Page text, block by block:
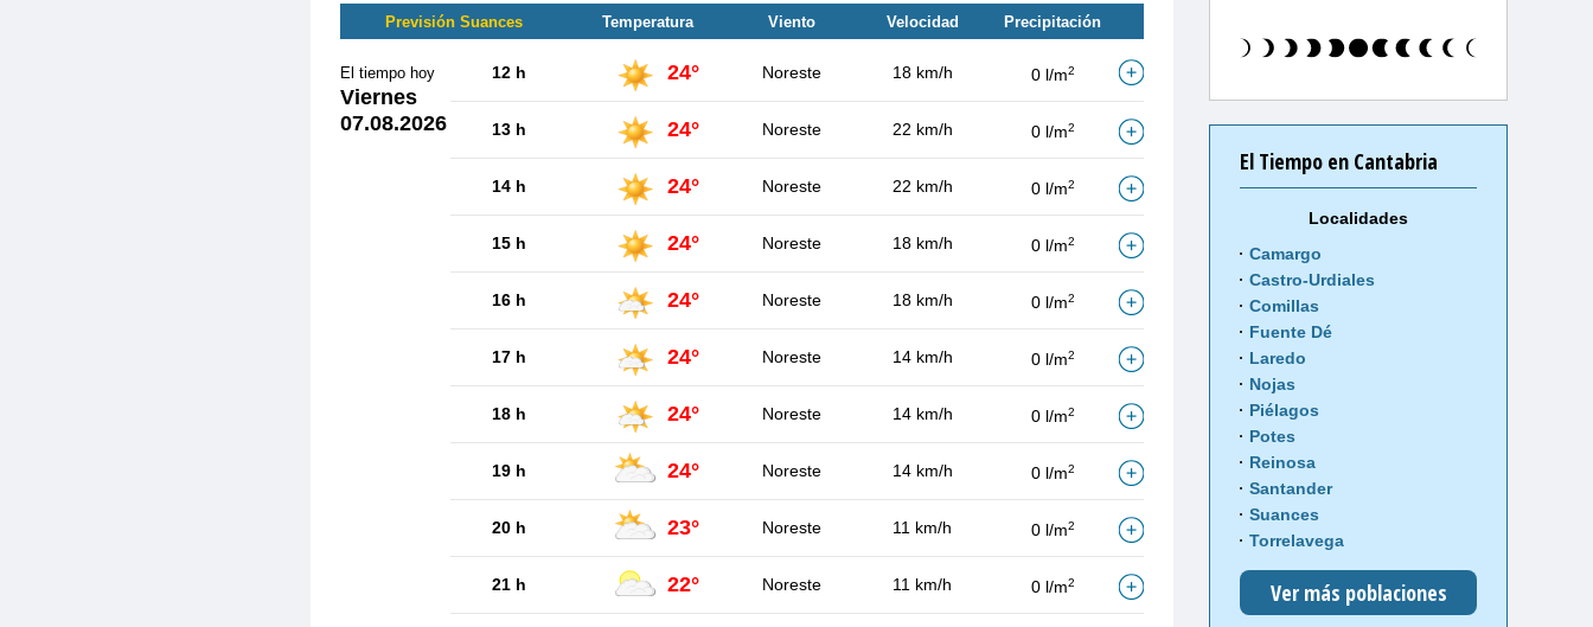
Previsión Suances Temperatura Viento Velocidad Precipitación
El tiempo hoy
Viernes
07.08.2026
12 h 24° Noreste 18 km/h 0 l/m2
13 h 24° Noreste 22 km/h 0 l/m2
14 h 24° Noreste 22 km/h 0 l/m2
15 h 24° Noreste 18 km/h 0 l/m2
16 h 24° Noreste 18 km/h 0 l/m2
17 h 24° Noreste 14 km/h 0 l/m2
18 h 24° Noreste 14 km/h 0 l/m2
19 h 24° Noreste 14 km/h 0 l/m2
20 h 23° Noreste 11 km/h 0 l/m2
21 h 22° Noreste 11 km/h 0 l/m2
El Tiempo en Cantabria
Localidades
Camargo
Castro-Urdiales
Comillas
Fuente Dé
Laredo
Nojas
Piélagos
Potes
Reinosa
Santander
Suances
Torrelavega
Ver más poblaciones